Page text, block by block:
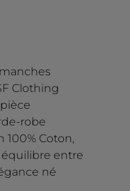
Clothing
robe
100% Coton,
entre
né